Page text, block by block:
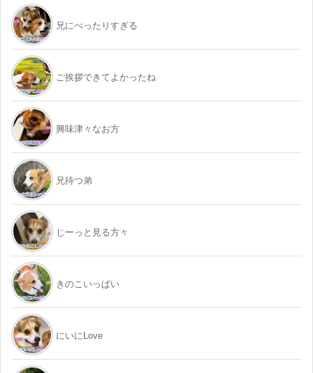
兄にべったりすぎる
ご挨拶できてよかったね
興味津々なお方
兄待つ弟
じーっと見る方々
きのこいっぱい
にいにLove